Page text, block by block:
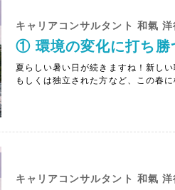
キャリアコンサルタント 和氣 洋
① 環境の変化に打ち勝
夏らしい暑い日が続きますね！新し
もしくは独立された方など、この春
キャリアコンサルタント 和氣 洋